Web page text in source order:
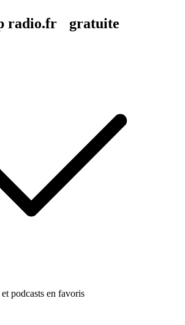
radio.fr gratuite
podcasts en favoris